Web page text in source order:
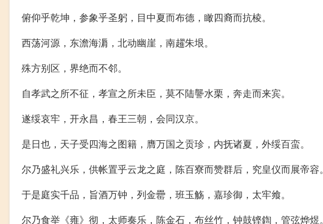
俯仰乎乾坤，参象乎圣躬，目中夏而布德，瞰四裔而抗棱。
西荡河源，东澹海漘，北动幽崖，南趯朱垠。
殊方别区，界绝而不邻。
自孝武之所不征，孝宣之所未臣，莫不陆讋水栗，奔走而来宾。
遂绥哀牢，开永昌，春王三朝，会同汉京。
是日也，天子受四海之图籍，膺万国之贡珍，内抚诸夏，外绥百蛮。
尔乃盛礼兴乐，供帐置乎云龙之庭，陈百寮而赞群后，究皇仪而展帝容。
于是庭实千品，旨酒万钟，列金罍，班玉觞，嘉珍御，太牢飨。
尔乃食举《雍》彻，太师奏乐，陈金石，布丝竹，钟鼓铿鍧，管弦烨煜。